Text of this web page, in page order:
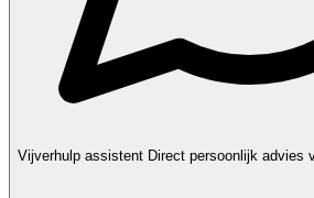
Vijverhulp assistent Direct persoonlijk advies